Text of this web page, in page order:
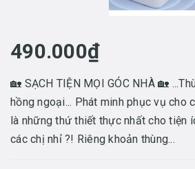
490.000₫
🏡 SẠCH TIỆN MỌI GÓC NHÀ 🏡
hồng ngoại... Phát minh phục vụ cho
là những thứ thiết thực nhất cho tiện
các chị nhỉ ?! Riêng khoản thùng...